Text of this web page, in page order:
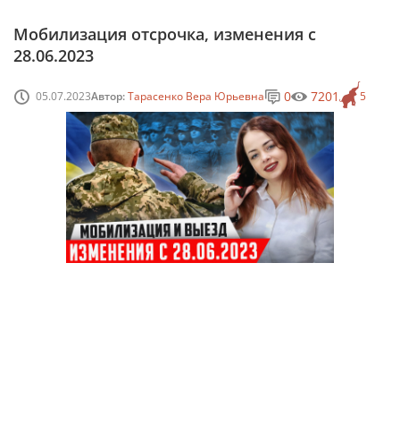
Мобилизация отсрочка, изменения с
28.06.2023
05.07.2023Автор:Тарасенко Вера Юрьевна 5
0 7201